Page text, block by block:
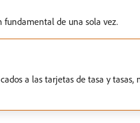
fundamental de una sola vez.
a las tarjetas de tasa y